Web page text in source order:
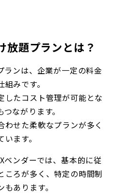
放題プランとは？
ランは、企業が一定の料金
みです。
したコスト管理が可能とな
ながります。
せた柔軟なプランが多く
ます。
ベンダーでは、基本的に従
ころが多く、特定の時間制
あります。